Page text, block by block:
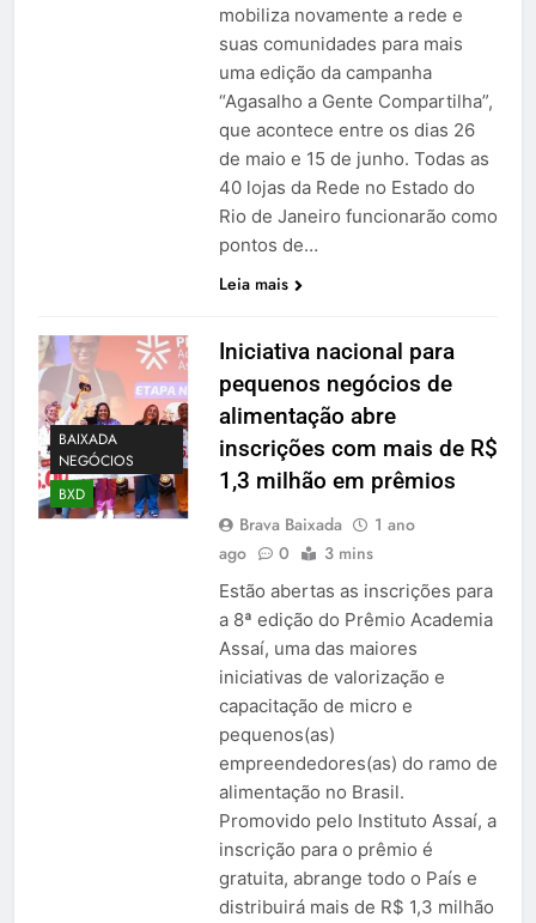
mobiliza novamente a rede e
suas comunidades para mais
uma edição da campanha
“Agasalho a Gente Compartilha”,
que acontece entre os dias 26
de maio e 15 de junho. Todas as
40 lojas da Rede no Estado do
Rio de Janeiro funcionarão como
pontos de…
Leia mais
BAIXADA
NEGÓCIOS
BXD
Iniciativa nacional para
pequenos negócios de
alimentação abre
inscrições com mais de R$
1,3 milhão em prêmios
Brava Baixada
1 ano
ago
0 3 mins
Estão abertas as inscrições para
a 8ª edição do Prêmio Academia
Assaí, uma das maiores
iniciativas de valorização e
capacitação de micro e
pequenos(as)
empreendedores(as) do ramo de
alimentação no Brasil.
Promovido pelo Instituto Assaí, a
inscrição para o prêmio é
gratuita, abrange todo o País e
distribuirá mais de R$ 1,3 milhão